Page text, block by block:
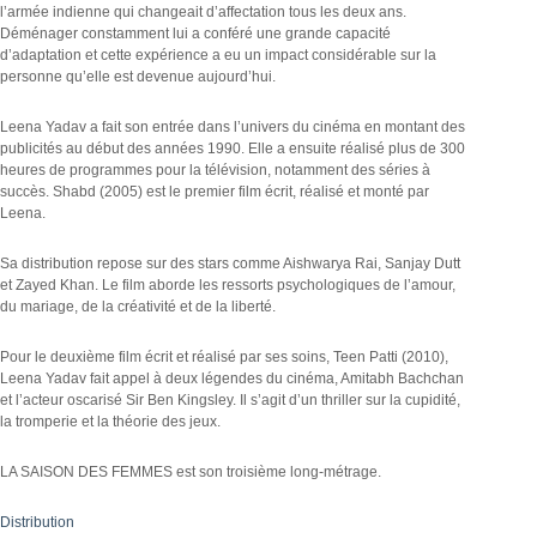
l’armée indienne qui changeait d’affectation tous les deux ans.
Déménager constamment lui a conféré une grande capacité
d’adaptation et cette expérience a eu un impact considérable sur la
personne qu’elle est devenue aujourd’hui.
Leena Yadav a fait son entrée dans l’univers du cinéma en montant des
publicités au début des années 1990. Elle a ensuite réalisé plus de 300
heures de programmes pour la télévision, notamment des séries à
succès. Shabd (2005) est le premier film écrit, réalisé et monté par
Leena.
Sa distribution repose sur des stars comme Aishwarya Rai, Sanjay Dutt
et Zayed Khan. Le film aborde les ressorts psychologiques de l’amour,
du mariage, de la créativité et de la liberté.
Pour le deuxième film écrit et réalisé par ses soins, Teen Patti (2010),
Leena Yadav fait appel à deux légendes du cinéma, Amitabh Bachchan
et l’acteur oscarisé Sir Ben Kingsley. Il s’agit d’un thriller sur la cupidité,
la tromperie et la théorie des jeux.
LA SAISON DES FEMMES est son troisième long-métrage.
Distribution